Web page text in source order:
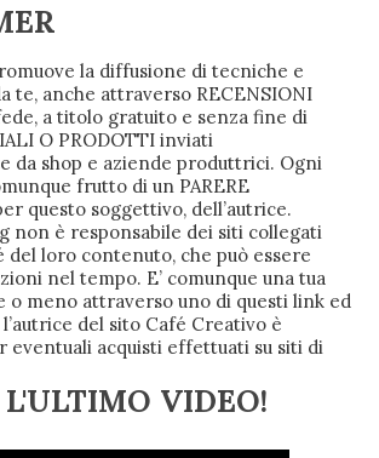
la diffusione di tecniche e
te, anche attraverso RECENSIONI
a titolo gratuito e senza fine di
O PRODOTTI inviati
da shop e aziende produttrici. Ogni
frutto di un PARERE
questo soggettivo, dell’autrice.
non è responsabile dei siti collegati
loro contenuto, che può essere
nel tempo. E’ comunque una tua
o meno attraverso uno di questi link ed
del sito Café Creativo è
eventuali acquisti effettuati su siti di
VIDEO!